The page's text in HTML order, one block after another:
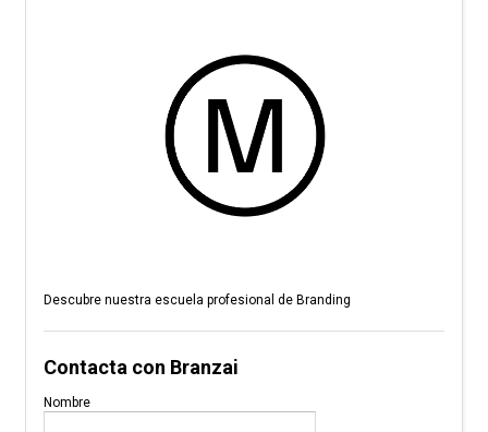
Descubre nuestra escuela profesional de Branding
Contacta con Branzai
Nombre